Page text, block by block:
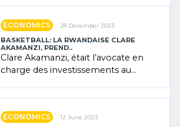
ECONOMICS 28 December 2023
BASKETBALL: LA RWANDAISE CLARE
AKAMANZI, PREND..
Clare Akamanzi, était l’avocate en
charge des investissements au
ECONOMICS 12 June 2023